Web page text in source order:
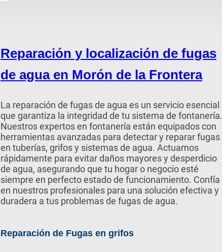
Reparación y localización de fugas
de agua en Morón de la Frontera
La reparación de fugas de agua es un servicio esencial
que garantiza la integridad de tu sistema de fontanería.
Nuestros expertos en fontanería están equipados con
herramientas avanzadas para detectar y reparar fugas
en tuberías, grifos y sistemas de agua. Actuamos
rápidamente para evitar daños mayores y desperdicio
de agua, asegurando que tu hogar o negocio esté
siempre en perfecto estado de funcionamiento. Confía
en nuestros profesionales para una solución efectiva y
duradera a tus problemas de fugas de agua.
Reparación de Fugas en grifos